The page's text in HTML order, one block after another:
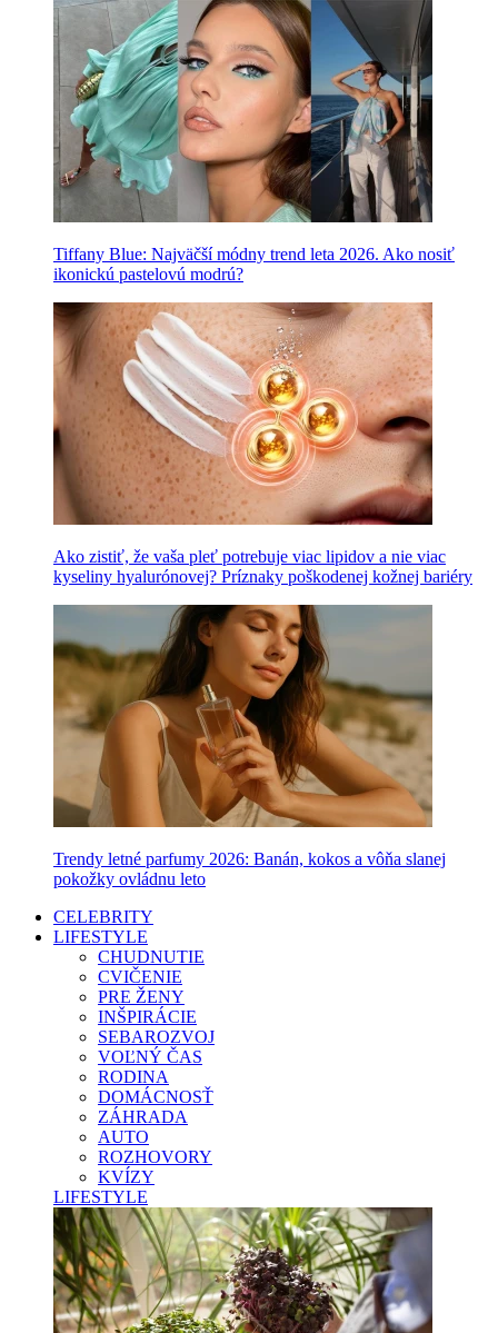
Tiffany Blue: Najväčší módny trend leta 2026. Ako nosiť
ikonickú pastelovú modrú?
Ako zistiť, že vaša pleť potrebuje viac lipidov a nie viac
kyseliny hyalurónovej? Príznaky poškodenej kožnej bariéry
Trendy letné parfumy 2026: Banán, kokos a vôňa slanej
pokožky ovládnu leto
CELEBRITY
LIFESTYLE
CHUDNUTIE
CVIČENIE
PRE ŽENY
INŠPIRÁCIE
SEBAROZVOJ
VOĽNÝ ČAS
RODINA
DOMÁCNOSŤ
ZÁHRADA
AUTO
ROZHOVORY
KVÍZY
LIFESTYLE